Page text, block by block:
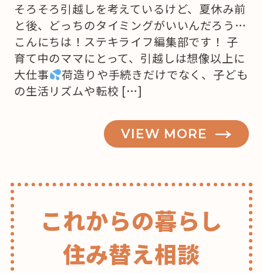
そろそろ引越しを考えているけど、夏休み前
と後、どっちのタイミングがいいんだろう…
こんにちは！ステキライフ編集部です！ 子
育て中のママにとって、引越しは想像以上に
大仕事
荷造りや手続きだけでなく、子ども
の生活リズムや転校 […]
VIEW MORE
これからの暮らし
住み替え相談